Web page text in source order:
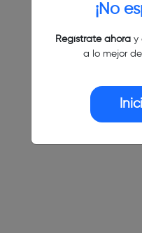
¡No
Regístrate ahoray
a lo mejor